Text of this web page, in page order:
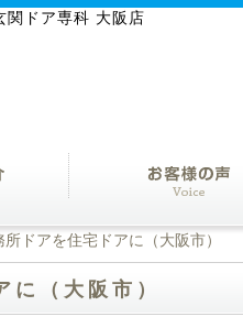
関ドア専科 大阪店
所ドアを住宅ドアに（大阪市）
に（大阪市）